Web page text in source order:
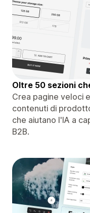
Oltre 50 sezioni
Crea pagine veloci
contenuti di
che aiutano l'IA a
B2B.